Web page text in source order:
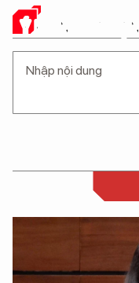
Ý KIẾN CỦA BẠN